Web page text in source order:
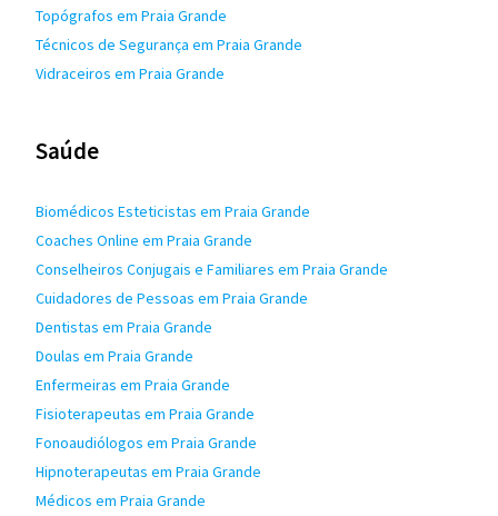
Topógrafos em Praia Grande
Técnicos de Segurança em Praia Grande
Vidraceiros em Praia Grande
Saúde
Biomédicos Esteticistas em Praia Grande
Coaches Online em Praia Grande
Conselheiros Conjugais e Familiares em Praia Grande
Cuidadores de Pessoas em Praia Grande
Dentistas em Praia Grande
Doulas em Praia Grande
Enfermeiras em Praia Grande
Fisioterapeutas em Praia Grande
Fonoaudiólogos em Praia Grande
Hipnoterapeutas em Praia Grande
Médicos em Praia Grande